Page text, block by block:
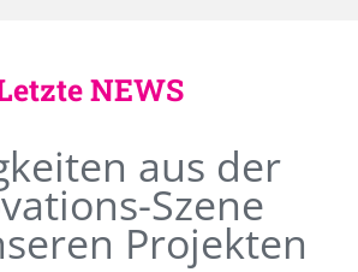
NEWS
aus der
Szene
Projekten